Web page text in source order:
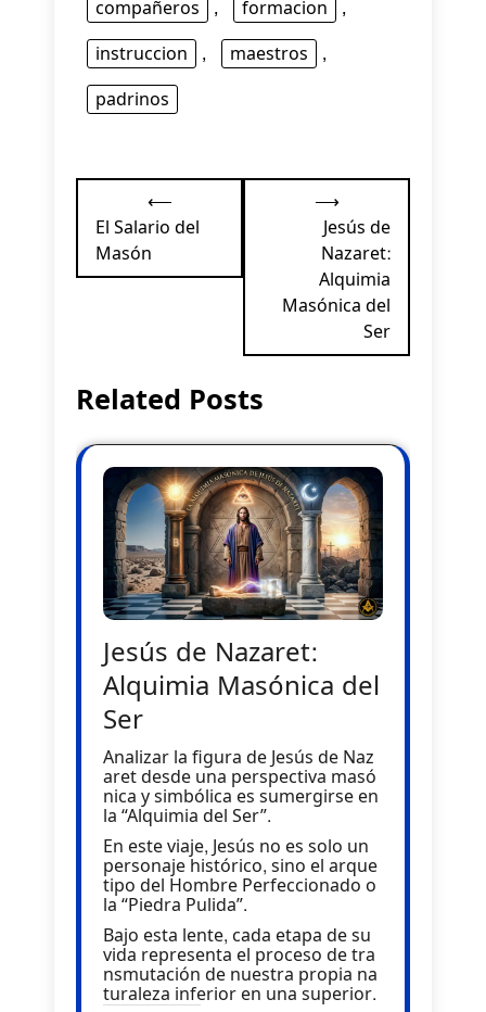
compañeros , formacion ,
instruccion , maestros ,
padrinos
Navegación
de
entradas
⟵
El Salario del
Masón
Jesús de
Nazaret:
Alquimia
Masónica del
Ser
⟶
Related Posts
Jesús de Nazaret:
Alquimia Masónica del
Ser
Analizar la figura de Jesús de Naz
aret desde una perspectiva masó
nica y simbólica es sumergirse en
la “Alquimia del Ser”.
En este viaje, Jesús no es solo un
personaje histórico, sino el arque
tipo del Hombre Perfeccionado o
la “Piedra Pulida”.
Bajo esta lente, cada etapa de su
vida representa el proceso de tra
nsmutación de nuestra propia na
turaleza inferior en una superior.